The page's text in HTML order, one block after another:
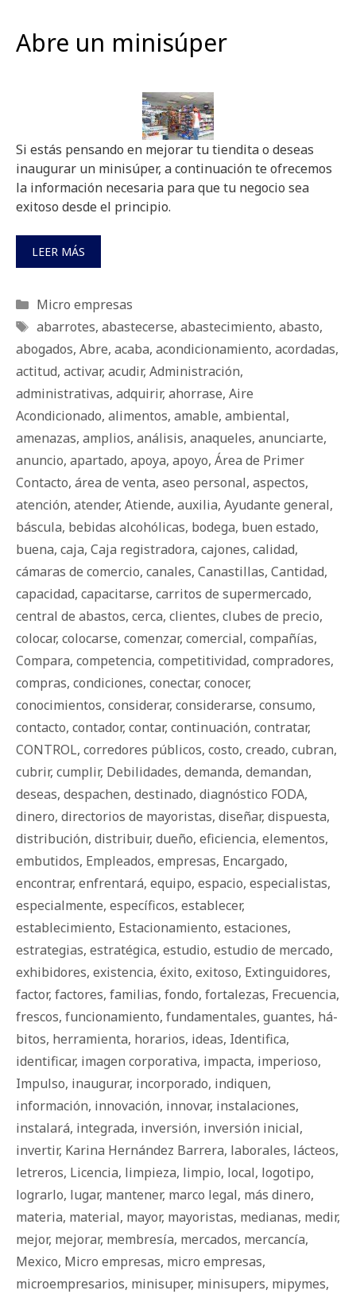
Abre un minisúper
Si estás pensando en mejorar tu tiendita o deseas
inaugurar un minisúper, a continuación te ofrecemos
la información necesaria para que tu negocio sea
exitoso desde el principio.
LEER MÁS
Categorías
Micro empresas
Etiquetas
abarrotes, abastecerse, abastecimiento, abasto,
abogados, Abre, acaba, acondicionamiento, acordadas,
actitud, activar, acudir, Administración,
administrativas, adquirir, ahorrase, Aire
Acondicionado, alimentos, amable, ambiental,
amenazas, amplios, análisis, anaqueles, anunciarte,
anuncio, apartado, apoya, apoyo, Área de Primer
Contacto, área de venta, aseo personal, aspectos,
atención, atender, Atiende, auxilia, Ayudante general,
báscula, bebidas alcohólicas, bodega, buen estado,
buena, caja, Caja registradora, cajones, calidad,
cámaras de comercio, canales, Canastillas, Cantidad,
capacidad, capacitarse, carritos de supermercado,
central de abastos, cerca, clientes, clubes de precio,
colocar, colocarse, comenzar, comercial, compañías,
Compara, competencia, competitividad, compradores,
compras, condiciones, conectar, conocer,
conocimientos, considerar, considerarse, consumo,
contacto, contador, contar, continuación, contratar,
CONTROL, corredores públicos, costo, creado, cubran,
cubrir, cumplir, Debilidades, demanda, demandan,
deseas, despachen, destinado, diagnóstico FODA,
dinero, directorios de mayoristas, diseñar, dispuesta,
distribución, distribuir, dueño, eficiencia, elementos,
embutidos, Empleados, empresas, Encargado,
encontrar, enfrentará, equipo, espacio, especialistas,
especialmente, específicos, establecer,
establecimiento, Estacionamiento, estaciones,
estrategias, estratégica, estudio, estudio de mercado,
exhibidores, existencia, éxito, exitoso, Extinguidores,
factor, factores, familias, fondo, fortalezas, Frecuencia,
frescos, funcionamiento, fundamentales, guantes, há­
bi­tos, herramienta, horarios, ideas, Identifica,
identificar, imagen corporativa, impacta, imperioso,
Impulso, inaugurar, incorporado, indiquen,
información, innovación, innovar, instalaciones,
instalará, integrada, inversión, inversión inicial,
invertir, Karina Hernández Barrera, laborales, lácteos,
letreros, Licencia, limpieza, limpio, local, logotipo,
lograrlo, lugar, mantener, marco legal, más dinero,
materia, material, mayor, mayoristas, medianas, medir,
mejor, mejorar, membresía, mercados, mercancía,
Mexico, Micro empresas, micro empresas,
microempresarios, minisuper, minisupers, mipymes,